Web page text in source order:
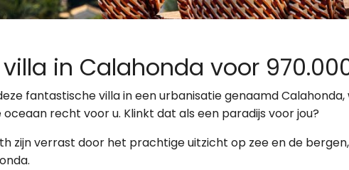
in Calahonda voor
fantastische villa in een urbanisatie genaamd
recht voor u. Klinkt dat als een paradijs voor jou?
zijn verrast door het prachtige uitzicht op zee en de